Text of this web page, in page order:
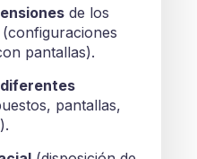
de los
pantallas).
pantallas,